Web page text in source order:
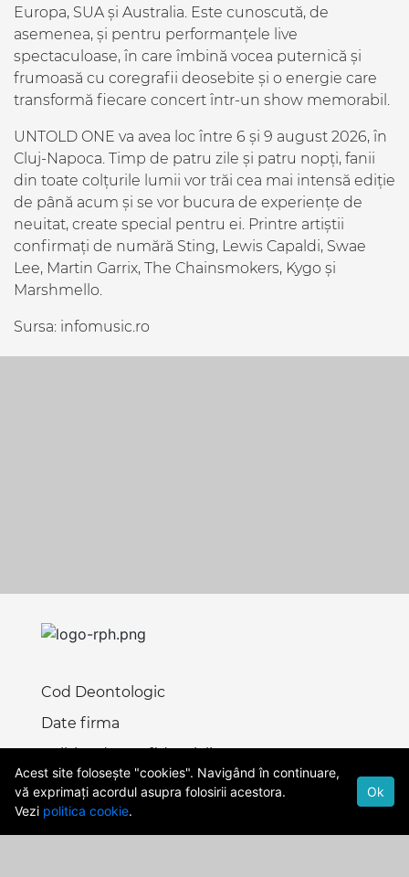
Europa, SUA și Australia. Este cunoscută, de
asemenea, și pentru performanțele live
spectaculoase, în care îmbină vocea puternică și
frumoasă cu coregrafii deosebite și o energie care
transformă fiecare concert într-un show memorabil.
UNTOLD ONE va avea loc între 6 și 9 august 2026, în
Cluj-Napoca. Timp de patru zile și patru nopți, fanii
din toate colțurile lumii vor trăi cea mai intensă ediție
de până acum și se vor bucura de experiențe de
neuitat, create special pentru ei. Printre artiștii
confirmați de numără Sting, Lewis Capaldi, Swae
Lee, Martin Garrix, The Chainsmokers, Kygo și
Marshmello.
Sursa: infomusic.ro
Cod Deontologic
Date firma
Politica de confidentialitate
Termeni si Conditii
Acest site folosește "cookies". Navigând în continuare,
vă exprimați acordul asupra folosirii acestora.
Vezi politica cookie.
Ok